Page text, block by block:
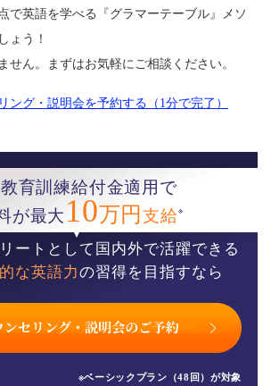
で英語を学べる『グラマーテーブル』メソ
ょう！
せん。まずはお気軽にご相談ください。
ング・説明会を予約する（1分で完了）
育訓練給付金適用で
が最大 10万円支給※
ートとして国内外で活躍できる
な英語力の習得を目指すなら
※ベーシックプラン（48回）が対象